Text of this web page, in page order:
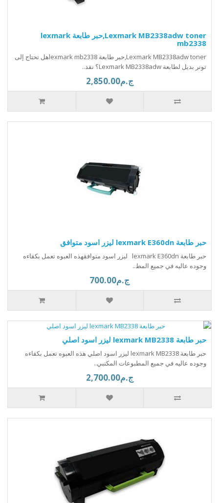
Lexmark MB2338adw toner,حبر طابعة lexmark
mb2338
Lexmark MB2338adw toner,حبر طابعة lexmark mb2338هل تحتاج إلى
تونر بديل لطابعة Lexmark MB2338adw؟ نقد..
ج.م2,850.00
حبر طابعة lexmark E360dn ليزر اسود متوافق
حبر طابعة lexmark E360dn ليزر اسود متوافقهذه العبوه تعمل بكفاءه
وجوده عاليه في جميع المط..
ج.م700.00
حبر طابعة lexmark MB2338 ليزر اسود اصلي
حبر طابعة lexmark MB2338 ليزر اسود اصلي هذه العبوه تعمل بكفاءه
وجوده عاليه في جميع المطبوعات المكتبي..
ج.م2,700.00